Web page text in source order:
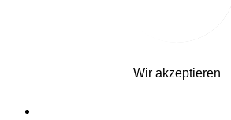
Wir akzeptieren